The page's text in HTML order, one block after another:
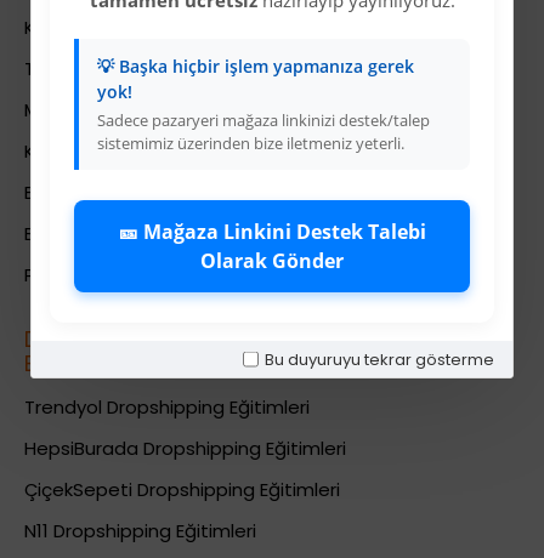
💡 Başka hiçbir işlem yapmanıza gerek
yok!
Sadece pazaryeri mağaza linkinizi destek/talep
sistemimiz üzerinden bize iletmeniz yeterli.
🎫 Mağaza Linkini Destek Talebi
Olarak Gönder
Bu duyuruyu tekrar gösterme
Kullanıcı Sözleşmesi
Teslimat Bilgileri
Mesafeli Satış Sözleşmesi
Kariyer
Bayi İade Sistemi
Bayi Bakiye Yükleme
Para Puan Sistemi ile Kazanç
Dropshipping (Stoksuz Sat\u0131\u015f)
E\u011fitimleri
Trendyol Dropshipping Eğitimleri
HepsiBurada Dropshipping Eğitimleri
ÇiçekSepeti Dropshipping Eğitimleri
N11 Dropshipping Eğitimleri